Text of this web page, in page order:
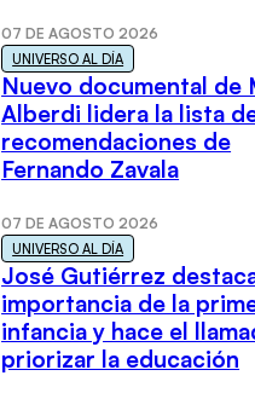
07 DE AGOSTO 2026
UNIVERSO AL DÍA
Nuevo documental de
Alberdi lidera la lista
recomendaciones de
Fernando Zavala
07 DE AGOSTO 2026
UNIVERSO AL DÍA
José Gutiérrez
importancia de la
infancia y hace el
priorizar la educación